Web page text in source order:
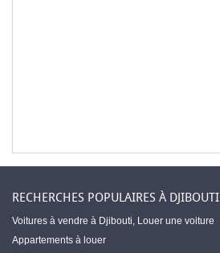
RECHERCHES POPULAIRES À DJIBOUTI
Voitures à vendre à Djibouti, Louer une voiture
Appartements à louer